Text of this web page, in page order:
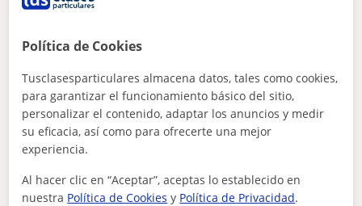
20€/h 1ª clase gratis
Guillem
Tarragona
penal, Derecho mercantil
Política de Cookies
Tusclasesparticulares almacena datos, tales como cookies,
para garantizar el funcionamiento básico del sitio,
personalizar el contenido, adaptar los anuncios y medir
su eficacia, así como para ofrecerte una mejor
experiencia.
Al hacer clic en “Aceptar”, aceptas lo establecido en
nuestra Política de Cookies y Política de Privacidad.